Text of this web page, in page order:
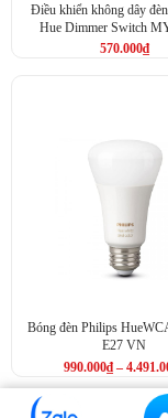
Điều khiển không dây
Hue Dimmer Switch
570.000₫
Bóng đèn Philips
E27 VN
990.000₫ –